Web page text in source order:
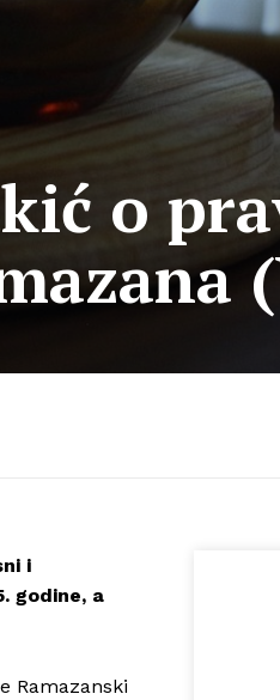
o
i
godine, a
Ramazanski